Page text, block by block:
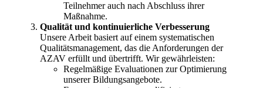
Teilnehmer auch nach Abschluss ihrer
Maßnahme.
Qualität und kontinuierliche Verbesserung
Unsere Arbeit basiert auf einem systematischen
Qualitätsmanagement, das die Anforderungen der
AZAV erfüllt und übertrifft. Wir gewährleisten:
Regelmäßige Evaluationen zur Optimierung
unserer Bildungsangebote.